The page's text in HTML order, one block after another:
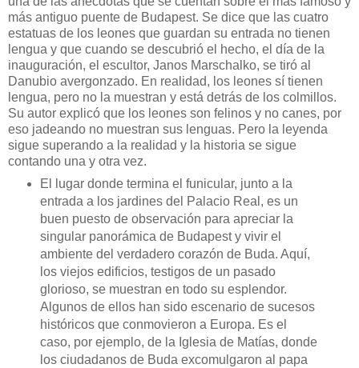
más antiguo puente de Budapest. Se dice que las cuatro
estatuas de los leones que guardan su entrada no tienen
lengua y que cuando se descubrió el hecho, el día de la
inauguración, el escultor, Janos Marschalko, se tiró al
Danubio avergonzado. En realidad, los leones sí tienen
lengua, pero no la muestran y está detrás de los colmillos.
Su autor explicó que los leones son felinos y no canes, por
eso jadeando no muestran sus lenguas. Pero la leyenda
sigue superando a la realidad y la historia se sigue
contando una y otra vez.
El lugar donde termina el funicular, junto a la
entrada a los jardines del Palacio Real, es un
buen puesto de observación para apreciar la
singular panorámica de Budapest y vivir el
ambiente del verdadero corazón de Buda. Aquí,
los viejos edificios, testigos de un pasado
glorioso, se muestran en todo su esplendor.
Algunos de ellos han sido escenario de sucesos
históricos que conmovieron a Europa. Es el
caso, por ejemplo, de la Iglesia de Matías, donde
los ciudadanos de Buda excomulgaron al papa